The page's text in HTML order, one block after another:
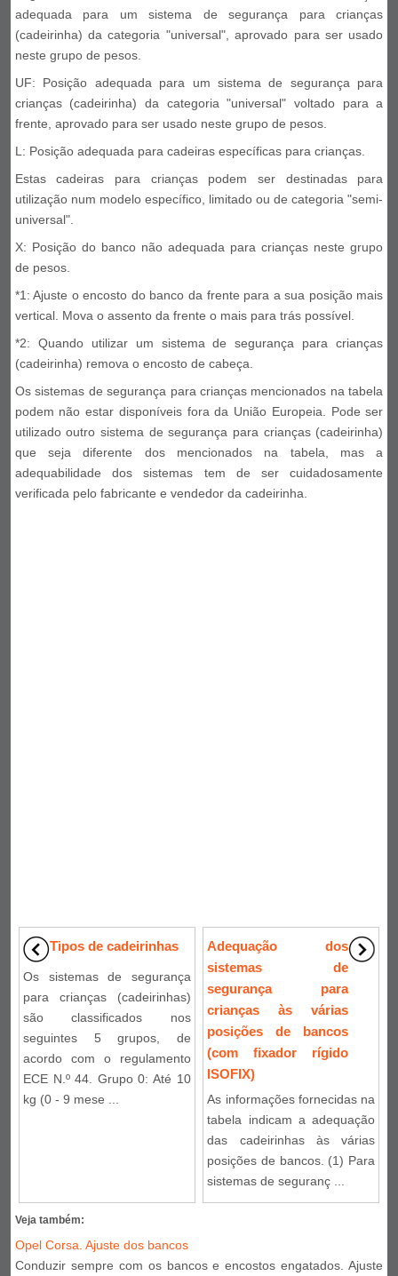
adequada para um sistema de segurança para crianças
(cadeirinha) da categoria "universal", aprovado para ser usado
neste grupo de pesos.
UF: Posição adequada para um sistema de segurança para
crianças (cadeirinha) da categoria "universal" voltado para a
frente, aprovado para ser usado neste grupo de pesos.
L: Posição adequada para cadeiras específicas para crianças.
Estas cadeiras para crianças podem ser destinadas para
utilização num modelo específico, limitado ou de categoria "semi-
universal".
X: Posição do banco não adequada para crianças neste grupo
de pesos.
*1: Ajuste o encosto do banco da frente para a sua posição mais
vertical. Mova o assento da frente o mais para trás possível.
*2: Quando utilizar um sistema de segurança para crianças
(cadeirinha) remova o encosto de cabeça.
Os sistemas de segurança para crianças mencionados na tabela
podem não estar disponíveis fora da União Europeia. Pode ser
utilizado outro sistema de segurança para crianças (cadeirinha)
que seja diferente dos mencionados na tabela, mas a
adequabilidade dos sistemas tem de ser cuidadosamente
verificada pelo fabricante e vendedor da cadeirinha.
Tipos de cadeirinhas
Os sistemas de segurança
para crianças (cadeirinhas)
são classificados nos
seguintes 5 grupos, de
acordo com o regulamento
ECE N.º 44. Grupo 0: Até 10
kg (0 - 9 mese ...
Adequação dos
sistemas de
segurança para
crianças às várias
posições de bancos
(com fixador rígido
ISOFIX)
As informações fornecidas na
tabela indicam a adequação
das cadeirinhas às várias
posições de bancos. (1) Para
sistemas de seguranç ...
Veja também:
Opel Corsa. Ajuste dos bancos
Conduzir sempre com os bancos e encostos engatados. Ajuste